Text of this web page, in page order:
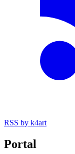
RSS by k4art
Portal